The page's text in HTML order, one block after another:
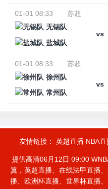
01-01 08:33
苏超
无锡队
vs
盐城队
01-01 08:33
苏超
徐州队
vs
常州队
友情链接： 英超直播 NBA直
提供高清06月12日 09:00
翼，英超直播、在线法甲直播
播、欧洲杯直播、世界杯直播